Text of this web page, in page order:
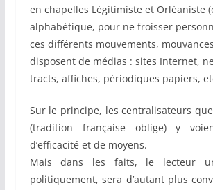
en chapelles Légitimiste et Orléaniste
alphabétique, pour ne froisser
ces différents mouvements,
disposent de médias : sites Internet,
tracts, affiches, périodiques papiers,
Sur le principe, les centralisateurs
(tradition française oblige) y
d’efficacité et de moyens.
Mais dans les faits, le lecteur
politiquement, sera d’autant plus